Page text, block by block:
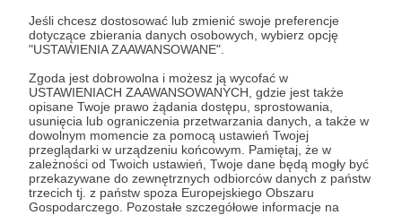
Jeśli chcesz dostosować lub zmienić swoje preferencje
dotyczące zbierania danych osobowych, wybierz opcję
"USTAWIENIA ZAAWANSOWANE".
Zgoda jest dobrowolna i możesz ją wycofać w
USTAWIENIACH ZAAWANSOWANYCH, gdzie jest także
opisane Twoje prawo żądania dostępu, sprostowania,
usunięcia lub ograniczenia przetwarzania danych, a także w
dowolnym momencie za pomocą ustawień Twojej
przeglądarki w urządzeniu końcowym. Pamiętaj, że w
zależności od Twoich ustawień, Twoje dane będą mogły być
przekazywane do zewnętrznych odbiorców danych z państw
trzecich tj. z państw spoza Europejskiego Obszaru
Gospodarczego. Pozostałe szczegółowe informacje na
05.06.2024 ● Brak komentarzy
HEROIN CHIC.